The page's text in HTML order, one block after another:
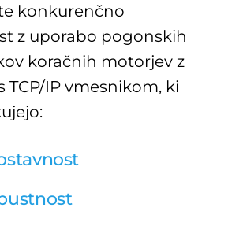
konkurenčno
z uporabo pogonskih
koračnih motorjev z
TCP/IP vmesnikom, ki